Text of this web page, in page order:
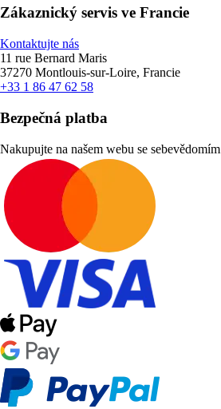
Zákaznický servis ve Francie
Kontaktujte nás
11 rue Bernard Maris
37270 Montlouis-sur-Loire, Francie
+33 1 86 47 62 58
Bezpečná platba
Nakupujte na našem webu se sebevědomím